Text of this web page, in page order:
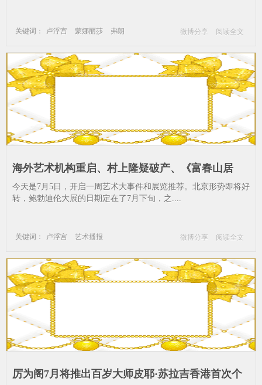
关键词： 卢浮宫 蒙娜丽莎
弗朗
微博分享 阅读全文
海外艺术机构重启、村上隆疑破产、《富春山居
图》画印终聚、三影堂摄影奖大奖_艺术播报-英国
国家美术馆-毕业季-香港拍卖--毕业-艺术-遗址
今天是7月5日，开启一周艺术大事件和展览推荐。北京形势即将好
转，鲍勃迪伦大展的日期定在了7月下旬，之....
关键词： 卢浮宫
艺术播报
毕业
艺术 遗址
微博分享 阅读全文
厉为阁7月将推出百岁大师皮耶·苏拉吉香港首次个